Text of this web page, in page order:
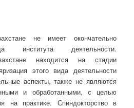
не имеет окончательно
института деятельности.
находится на стадии
этого вида деятельности
аспекты, также не являются
и обработанными, с целью
на практике. Спиндокторство в